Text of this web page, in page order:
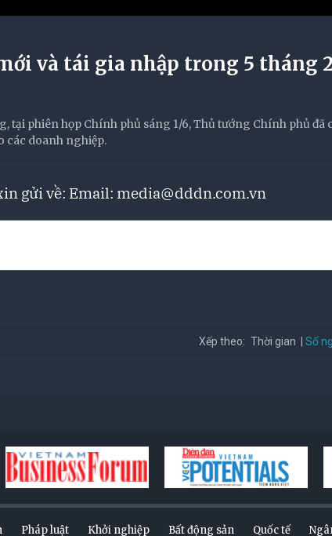
và tái gia nhập trong 5 tháng
tại phiên họp Chính phủ sáng 1/6, Thủ tướng Chính phủ đã
các doanh nghiệp.
gửi về: Email: media@dddn.com.vn
Xếp theo: Thời gian Số
Pháp luật Khởi nghiệp Bất động sản Quốc tế